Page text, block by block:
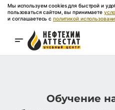
Мы используем cookies для быстрой и
пользоваться сайтом, вы принимаете
и соглашаетесь с политикой
Обучение